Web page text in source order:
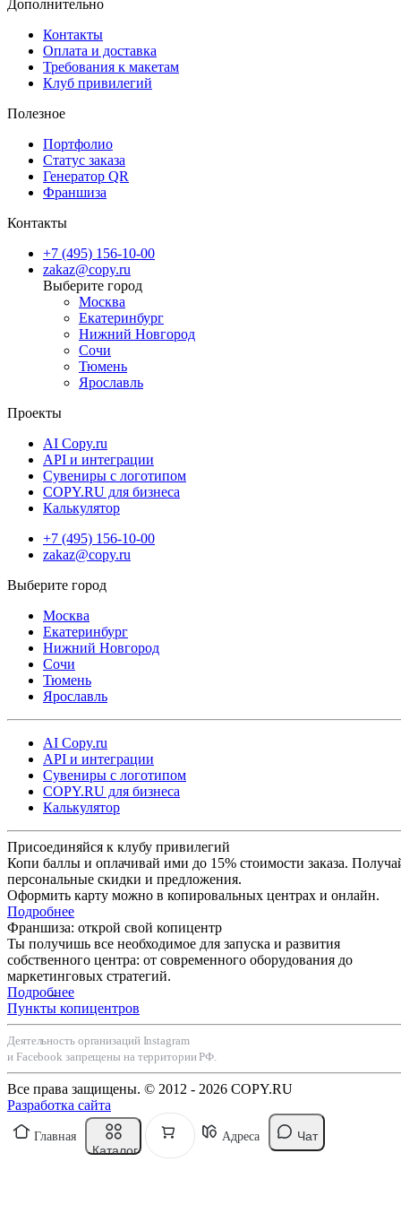
Дополнительно
Контакты
Оплата и доставка
Требования к макетам
Клуб привилегий
Полезное
Портфолио
Статус заказа
Генератор QR
Франшиза
Контакты
+7 (495) 156-10-00
zakaz@copy.ru
Москва
Екатеринбург
Нижний Новгород
Сочи
Тюмень
Ярославль
Проекты
AI Copy.ru
API и интеграции
Сувениры с логотипом
COPY.RU для бизнеса
Калькулятор
+7 (495) 156-10-00
zakaz@copy.ru
Москва
Екатеринбург
Нижний Новгород
Сочи
Тюмень
Ярославль
AI Copy.ru
API и интеграции
Сувениры с логотипом
COPY.RU для бизнеса
Калькулятор
Присоединяйся к клубу привилегий
Копи баллы и оплачивай ими до 15% стоимости заказа.
персональные скидки и предложения.
Оформить карту можно в копировальных центрах и онлайн.
Подробнее
Франшиза: открой свой копицентр
Ты получишь все необходимое для запуска и развития
собственного центра: от современного оборудования до
маркетинговых стратегий.
Подробнее
Пункты копицентров
Деятельность организаций Instagram
и Facebook запрещены на территории РФ.
Все права защищены. © 2012 - 2026 COPY.RU
Разработка сайта
Главная
Каталог
Адреса Чат